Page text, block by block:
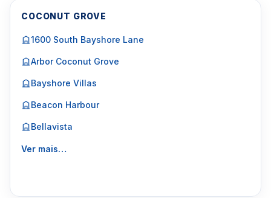
COCONUT GROVE
1600 South Bayshore Lane
Arbor Coconut Grove
Bayshore Villas
Beacon Harbour
Bellavista
Ver mais…